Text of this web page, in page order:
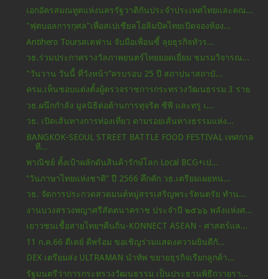
เอกอัครสมณทูตแห่งนครรัฐวาติกันประจําประเทศไทยและคณ...
"ฟุตบอลการกุศล"เพื่อสเปเชียลโอลิมปิคไทยเปิดจองห้อง...
Antihero Toursสเตฟาน จับมือเพื่อนซี้ ลุยธุรกิจทัวร...
วธ.ร่วมประกาศรางวัลภาพยนตร์ไทยยอดเยี่ยม ชมรมวิจารณ...
"วันวาน วันนี้ ที่วังหน้า”ครบรอบ 25 ปี สถาปนาสถาบั...
ครม.เห็นชอบแต่งตั้งผู้ตรวจราชการกระทรวงวัฒนธรรม 3 ราย
วธ.ผนึกกำลัง มูลนิธิต่อต้านการทุจริต ซีพี และทรู เ...
วธ. เปิดเส้นทางการท่องเที่ยว ตามรอยเส้นทางธรรมแห่ง...
BANGKOK-SEOUL STREET BATTLE FOOD FESTIVAL เทศกาล
ที...
พาณิชย์ ตั้งเป้าผลักดันสินค้ารักษ์โลก Local BCG+เป...
“วันภาษาไทยแห่งชาติ” ปี 2566 คึกคัก วธ.เตรียมเผยหน...
วธ. จัดการประกวดสวดมนต์หมู่สรรเสริญพระรัตนตรัย ทำน...
งานบวงสรวงพญาศรีสัตตนาคราช ประจำปี ๒๕๖๖ พลังแห่งศ...
เยาวชนเชื้อสายไทยฯคืนถิ่น-KONNECT ASEAN - ศาสตร์แล...
11 ก.ค.66 ดีเดย์ ดีพร้อม ขอเชิญร่วมแสดงความยินดีกั...
DEX เตรียมส่ง ULTRAMAN นำทัพ ขยายธุรกิจเรียกลูกค้า...
รัฐมนตรีว่าการกระทรวงวัฒนธรรม เป็นประธานพิธีถวายรา...